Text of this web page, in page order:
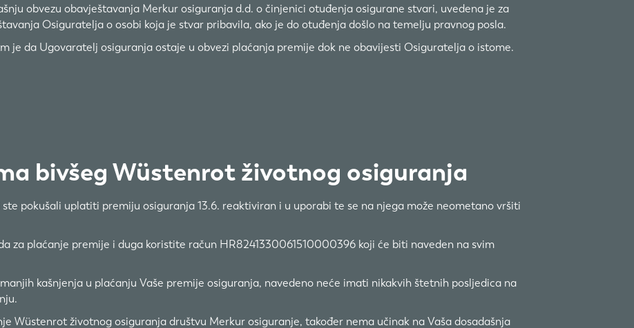
obvezu obavještavanja Merkur osiguranja d.d. o činjenici otuđenja osigurane stvari, uvedena je za
Osiguratelja o osobi koja je stvar pribavila, ako je do otuđenja došlo na temelju pravnog posla.
je da Ugovaratelj osiguranja ostaje u obvezi plaćanja premije dok ne obavijesti Osiguratelja o istome.
bivšeg Wüstenrot životnog osiguranja
pokušali uplatiti premiju osiguranja 13.6. reaktiviran i u uporabi te se na njega može neometano vršiti
za plaćanje premije i duga koristite račun HR8241330061510000396 koji će biti naveden na svim
kašnjenja u plaćanju Vaše premije osiguranja, navedeno neće imati nikakvih štetnih posljedica na
Wüstenrot životnog osiguranja društvu Merkur osiguranje, također nema učinak na Vaša dosadašnja